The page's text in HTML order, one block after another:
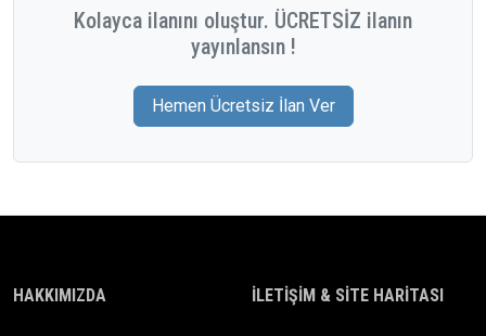
Kolayca ilanını oluştur. ÜCRETSİZ ilanın
yayınlansın !
Hemen Ücretsiz İlan Ver
HAKKIMIZDA İLETIŞIM & SITE HARITASI